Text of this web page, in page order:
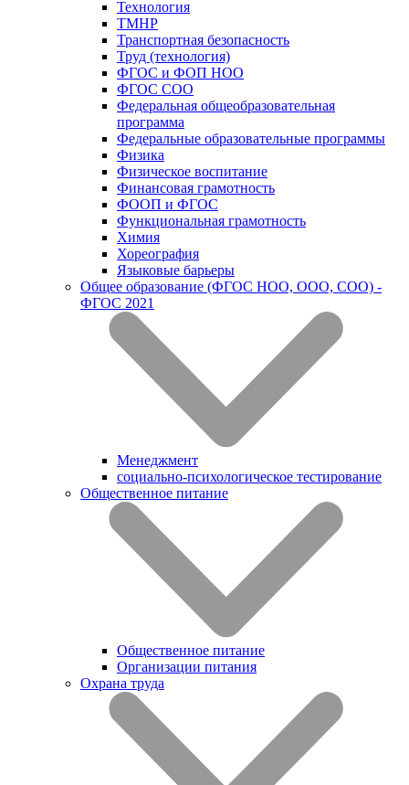
Технология
ТМНР
Транспортная безопасность
Труд (технология)
ФГОС и ФОП НОО
ФГОС СОО
Федеральная общеобразовательная
программа
Федеральные образовательные программы
Физика
Физическое воспитание
Финансовая грамотность
ФООП и ФГОС
Функциональная грамотность
Химия
Хореография
Языковые барьеры
Общее образование (ФГОС НОО, ООО, СОО) -
ФГОС 2021
Менеджмент
социально-психологическое тестирование
Общественное питание
Общественное питание
Организации питания
Охрана труда